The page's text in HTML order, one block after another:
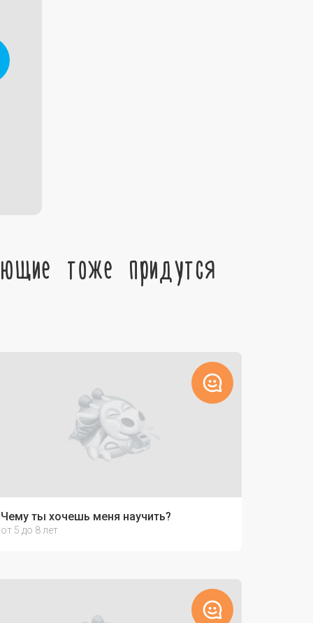
тоже придутся
Чему ты хочешь меня научить?
от 5 до 8 лет